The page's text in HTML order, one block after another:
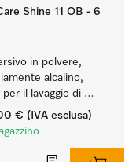
Shine 11 OB - 6
in polvere,
alcalino,
per il lavaggio di
posate e
molto sporchi.
€ (IVA esclusa)